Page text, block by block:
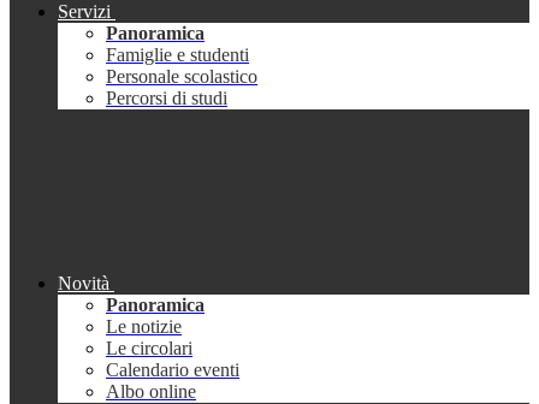
Servizi
Panoramica
Famiglie e studenti
Personale scolastico
Percorsi di studi
Novità
Panoramica
Le notizie
Le circolari
Calendario eventi
Albo online